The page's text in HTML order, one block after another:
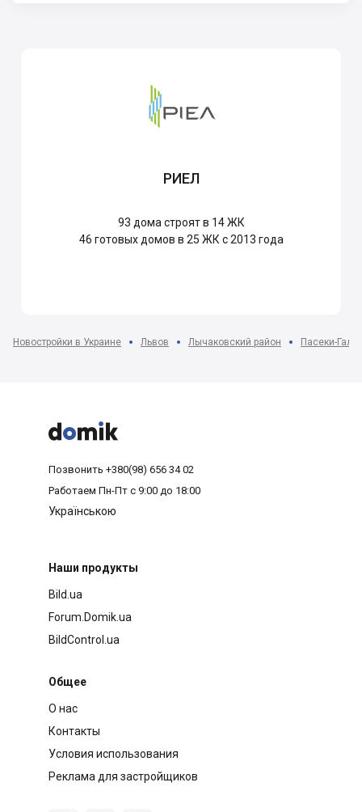
РИЕЛ
93 дома строят в 14 ЖК
46 готовых домов в 25 ЖК с 2013 года
Новостройки в Украине Львов Лычаковский район Пасеки-



Позвонить +380(98) 656 34 02
Работаем Пн-Пт с 9:00 до 18:00
Українською
Наши продукты
Bild.ua
Forum.Domik.ua
BildControl.ua
Общее
О нас
Контакты
Условия использования
Реклама для застройщиков